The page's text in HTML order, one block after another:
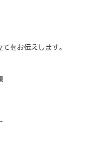
をお伝えします。